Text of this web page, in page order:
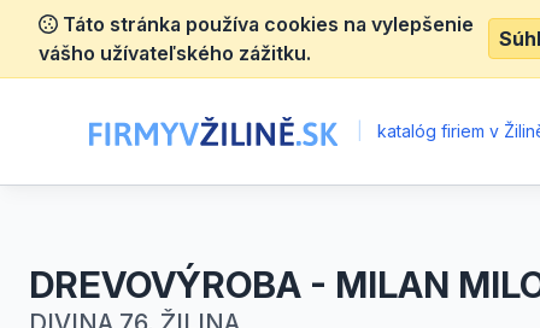
Táto stránka používa cookies na vylepšenie
vášho užívateľského zážitku.
katalóg firiem v
DREVOVÝROBA - MILAN